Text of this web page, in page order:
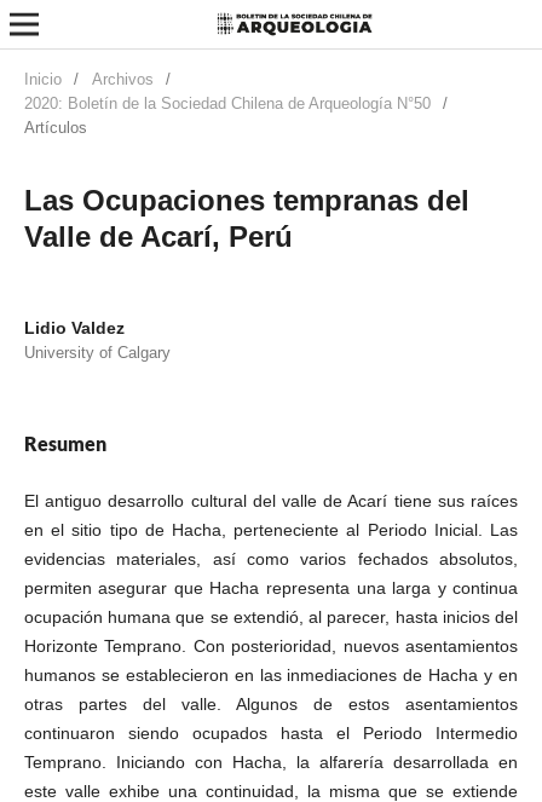
Inicio / Archivos
/
2020: Boletín de la Sociedad Chilena de Arqueología N°50
/
Artículos
Las Ocupaciones tempranas del
Valle de Acarí, Perú
Lidio Valdez
University of Calgary
Resumen
El antiguo desarrollo cultural del valle de Acarí tiene sus raíces
en el sitio tipo de Hacha, perteneciente al Periodo Inicial. Las
evidencias materiales, así como varios fechados absolutos,
permiten asegurar que Hacha representa una larga y continua
ocupación humana que se extendió, al parecer, hasta inicios del
Horizonte Temprano. Con posterioridad, nuevos asentamientos
humanos se establecieron en las inmediaciones de Hacha y en
otras partes del valle. Algunos de estos asentamientos
continuaron siendo ocupados hasta el Periodo Intermedio
Temprano. Iniciando con Hacha, la alfarería desarrollada en
este valle exhibe una continuidad, la misma que se extiende